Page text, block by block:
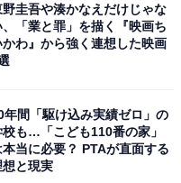
野圭吾や湊かなえだけじゃな
、「業と罪」を描く『映画ち
かわ』から強く連想した映画
年間「駆け込み実績ゼロ」の
校も…「こども110番の家」
本当に必要？ PTAが直面する
想と現実